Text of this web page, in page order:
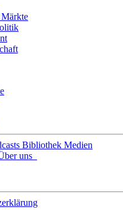
Bibliothek Medien
uns